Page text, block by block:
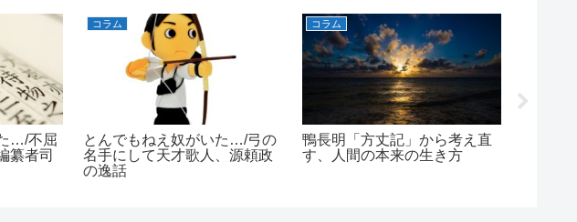
…/不屈
纂者司
コラム
とんでもねえ奴がいた…/弓の
名手にして天才歌人、源頼政
の逸話
コラム
鴨長明「方丈記」から考え直
す、人間の本来の生き方